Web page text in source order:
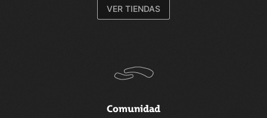
VER TIENDAS
Comunidad